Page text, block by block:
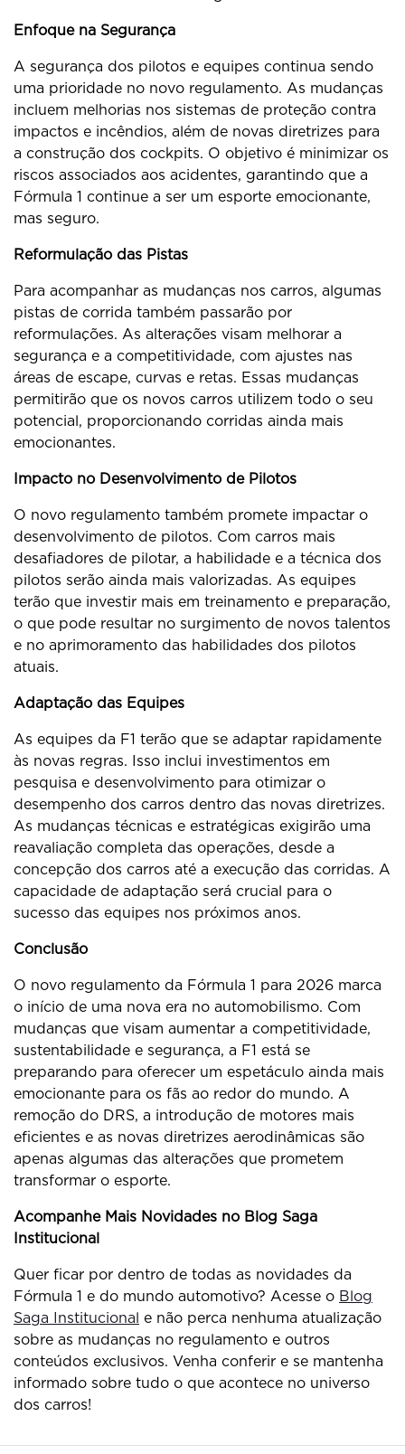
Enfoque na Segurança
A segurança dos pilotos e equipes continua sendo
uma prioridade no novo regulamento. As mudanças
incluem melhorias nos sistemas de proteção contra
impactos e incêndios, além de novas diretrizes para
a construção dos cockpits. O objetivo é minimizar os
riscos associados aos acidentes, garantindo que a
Fórmula 1 continue a ser um esporte emocionante,
mas seguro.
Reformulação das Pistas
Para acompanhar as mudanças nos carros, algumas
pistas de corrida também passarão por
reformulações. As alterações visam melhorar a
segurança e a competitividade, com ajustes nas
áreas de escape, curvas e retas. Essas mudanças
permitirão que os novos carros utilizem todo o seu
potencial, proporcionando corridas ainda mais
emocionantes.
Impacto no Desenvolvimento de Pilotos
O novo regulamento também promete impactar o
desenvolvimento de pilotos. Com carros mais
desafiadores de pilotar, a habilidade e a técnica dos
pilotos serão ainda mais valorizadas. As equipes
terão que investir mais em treinamento e preparação,
o que pode resultar no surgimento de novos talentos
e no aprimoramento das habilidades dos pilotos
atuais.
Adaptação das Equipes
As equipes da F1 terão que se adaptar rapidamente
às novas regras. Isso inclui investimentos em
pesquisa e desenvolvimento para otimizar o
desempenho dos carros dentro das novas diretrizes.
As mudanças técnicas e estratégicas exigirão uma
reavaliação completa das operações, desde a
concepção dos carros até a execução das corridas. A
capacidade de adaptação será crucial para o
sucesso das equipes nos próximos anos.
Conclusão
O novo regulamento da Fórmula 1 para 2026 marca
o início de uma nova era no automobilismo. Com
mudanças que visam aumentar a competitividade,
sustentabilidade e segurança, a F1 está se
preparando para oferecer um espetáculo ainda mais
emocionante para os fãs ao redor do mundo. A
remoção do DRS, a introdução de motores mais
eficientes e as novas diretrizes aerodinâmicas são
apenas algumas das alterações que prometem
transformar o esporte.
Acompanhe Mais Novidades no Blog Saga
Institucional
Quer ficar por dentro de todas as novidades da
Fórmula 1 e do mundo automotivo? Acesse o Blog
Saga Institucional e não perca nenhuma atualização
sobre as mudanças no regulamento e outros
conteúdos exclusivos. Venha conferir e se mantenha
informado sobre tudo o que acontece no universo
dos carros!